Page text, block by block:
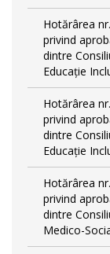
Hotărârea
privind
dintre
Educație
Hotărârea
privind
dintre
Educație
Hotărârea
privind
dintre
Medico-